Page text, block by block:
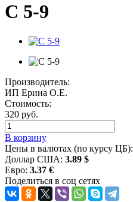
С 5-9
Производитель:
ИП Ерина О.Е.
Стоимость:
320 руб.
В корзину
Цены в валютах (по курсу ЦБ):
Доллар США: 3.89 $
Евро: 3.37 €
Поделиться в соц сетях